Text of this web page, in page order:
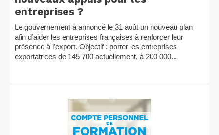
entreprises ?
Le gouvernement a annoncé le 31 août un nouveau plan
afin d’aider les entreprises françaises à renforcer leur
présence à l’export. Objectif : porter les entreprises
exportatrices de 145 700 actuellement, à 200 000...